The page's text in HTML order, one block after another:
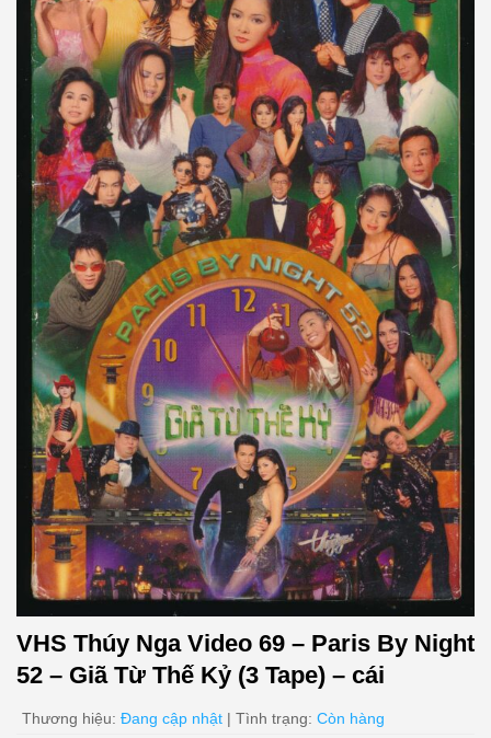
VHS Thúy Nga Video 69 – Paris By Night
52 – Giã Từ Thế Kỷ (3 Tape) – cái
Thương hiệu: Đang cập nhật | Tình trạng: Còn hàng